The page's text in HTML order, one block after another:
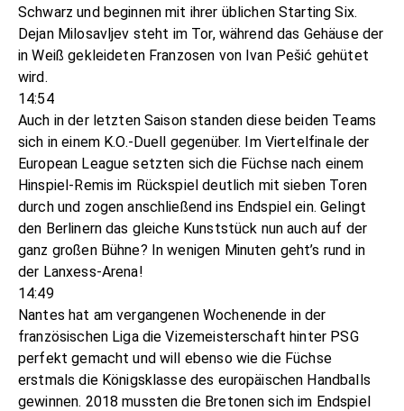
Schwarz und beginnen mit ihrer üblichen Starting Six.
Dejan Milosavljev steht im Tor, während das Gehäuse der
in Weiß gekleideten Franzosen von Ivan Pešić gehütet
wird.
14:54
Auch in der letzten Saison standen diese beiden Teams
sich in einem K.O.-Duell gegenüber. Im Viertelfinale der
European League setzten sich die Füchse nach einem
Hinspiel-Remis im Rückspiel deutlich mit sieben Toren
durch und zogen anschließend ins Endspiel ein. Gelingt
den Berlinern das gleiche Kunststück nun auch auf der
ganz großen Bühne? In wenigen Minuten geht’s rund in
der Lanxess-Arena!
14:49
Nantes hat am vergangenen Wochenende in der
französischen Liga die Vizemeisterschaft hinter PSG
perfekt gemacht und will ebenso wie die Füchse
erstmals die Königsklasse des europäischen Handballs
gewinnen. 2018 mussten die Bretonen sich im Endspiel